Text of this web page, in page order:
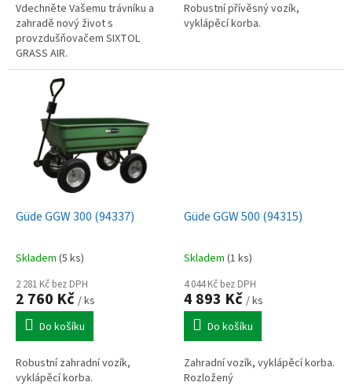
Vdechněte Vašemu trávníku a
zahradě nový život s
provzdušňovačem SIXTOL
GRASS AIR.
Robustní přívěsný vozík,
vyklápěcí korba.
Güde GGW 300 (94337)
Skladem (5 ks)
2 281 Kč bez DPH
2 760 Kč / ks
Do košíku
Robustní zahradní vozík,
vyklápěcí korba.
Güde GGW 500 (94315)
Skladem (1 ks)
4 044 Kč bez DPH
4 893 Kč / ks
Do košíku
Zahradní vozík, vyklápěcí korba.
Rozložený